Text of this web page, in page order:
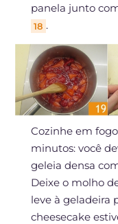
panela junto
18 .
Cozinhe em
minutos: você
geleia densa
Deixe o molho
leve à geladeira
cheesecake